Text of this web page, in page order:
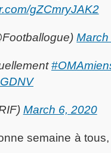
gZCmryJAK2
March 6, 2020
semaine à